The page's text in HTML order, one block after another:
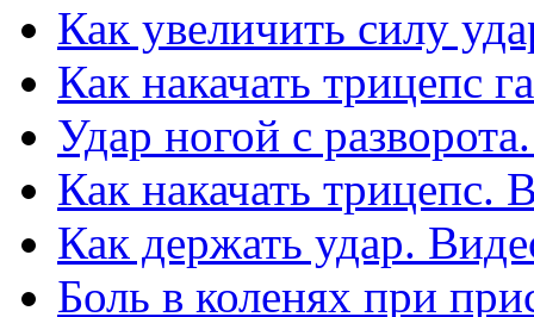
Как увеличить силу
Как накачать трицепс
Удар ногой с
Как накачать трицепс.
Как держать удар.
Боль в коленях при